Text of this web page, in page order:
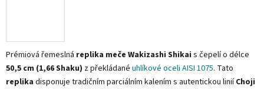
Prémiová řemeslná replika meče Wakizashi Shikai s čepelí o délce
50,5 cm (1,66 Shaku) z překládané uhlíkové oceli AISI 1075. Tato
replika disponuje tradičním parciálním kalením s autentickou liniíChoji